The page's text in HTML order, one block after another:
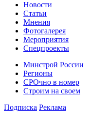
Новости
Статьи
Мнения
Фотогалерея
Мероприятия
Спецпроекты
Минстрой России
Регионы
СРОчно в номер
Строим на своем
Подписка Реклама